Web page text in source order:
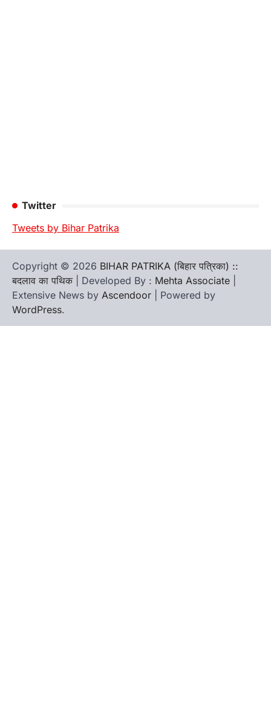
Twitter
Tweets by Bihar Patrika
Copyright © 2026 BIHAR PATRIKA (बिहार पत्रिका) ::
बदलाव का पथिक | Developed By : Mehta Associate
Extensive News by Ascendoor | Powered by
WordPress.